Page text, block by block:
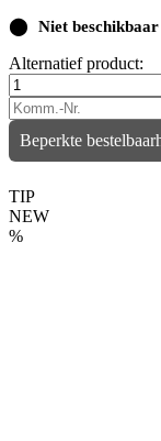
⬤ Niet beschikbaar
Alternatief product:
Beperkte
TIP
NEW
%